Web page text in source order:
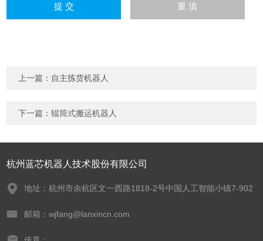
上一篇： 自主拣货机器人
下一篇：辊筒式搬运机器人
杭州蓝芯机器人技术股份有限公司
地址：杭州市余杭区文一西路1818-2号中国人工智能小镇7-902
邮箱：wjfang@lanxincn.com